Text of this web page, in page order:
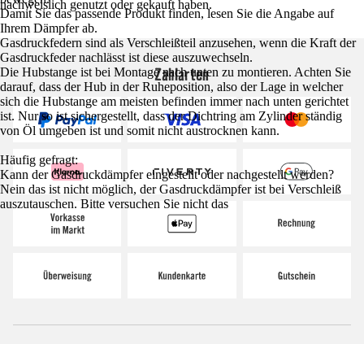
Damit Sie das passende Produkt finden, lesen Sie die Angabe auf
Ihrem Dämpfer ab.
Gasdruckfedern sind als Verschleißteil anzusehen, wenn die Kraft der
Gasdruckfeder nachlässt ist diese auszuwechseln.
Die Hubstange ist bei Montage nach unten zu montieren. Achten Sie
darauf, dass der Hub in der Ruheposition, also der Lage in welcher
sich die Hubstange am meisten befinden immer nach unten gerichtet
ist. Nur so ist sichergestellt, dass der Dichtring am Zylinder ständig
von Öl umgeben ist und somit nicht austrocknen kann.
Häufig gefragt:
Kann der Gasdruckdämpfer eingestellt oder nachgestellt werden?
Nein das ist nicht möglich, der Gasdruckdämpfer ist bei Verschleiß
auszutauschen. Bitte versuchen Sie nicht das
nachweislich genutzt oder gekauft haben.
Zahlarten